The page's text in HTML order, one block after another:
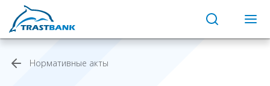
Нормативные акты